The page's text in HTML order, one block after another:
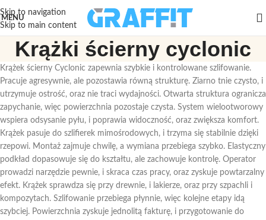
Skip to navigation
Skip to main content
MENU
Krążki ścierny cyclonic
Krążek ścierny Cyclonic zapewnia szybkie i kontrolowane szlifowanie.
Pracuje agresywnie, ale pozostawia równą strukturę. Ziarno tnie czysto, i
utrzymuje ostrość, oraz nie traci wydajności. Otwarta struktura ogranicza
zapychanie, więc powierzchnia pozostaje czysta. System wielootworowy
wspiera odsysanie pyłu, i poprawia widoczność, oraz zwiększa komfort.
Krążek pasuje do szlifierek mimośrodowych, i trzyma się stabilnie dzięki
rzepowi. Montaż zajmuje chwilę, a wymiana przebiega szybko. Elastyczny
podkład dopasowuje się do kształtu, ale zachowuje kontrolę. Operator
prowadzi narzędzie pewnie, i skraca czas pracy, oraz zyskuje powtarzalny
efekt. Krążek sprawdza się przy drewnie, i lakierze, oraz przy szpachli i
kompozytach. Szlifowanie przebiega płynnie, więc kolejne etapy idą
szybciej. Powierzchnia zyskuje jednolitą fakturę, i przygotowanie do